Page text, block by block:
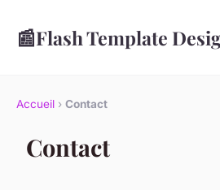
📰Flash Template
Accueil › Contact
Contact